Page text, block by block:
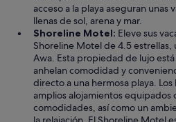
acceso a la playa aseguran unas
llenas de sol, arena y mar.
Shoreline Motel: Eleve sus
Shoreline Motel de 4.5 estrellas,
Awa. Esta propiedad de lujo
anhelan comodidad y
directo a una hermosa playa.
amplios alojamientos equipados
comodidades, así como un